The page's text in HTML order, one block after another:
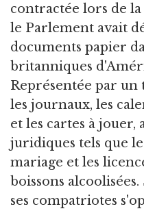
contractée lors de
le Parlement avait
documents papier
britanniques
Représentée par
les journaux, les
et les cartes à jouer,
juridiques tels que
mariage et les
boissons
ses compatriotes